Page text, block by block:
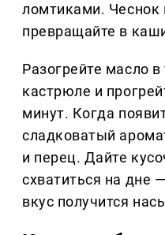
ломтиками. Чеснок
превращайте в
Разогрейте масло в
кастрюле и
минут. Когда
сладковатый
и перец. Дайте
схватиться на дне
вкус получится